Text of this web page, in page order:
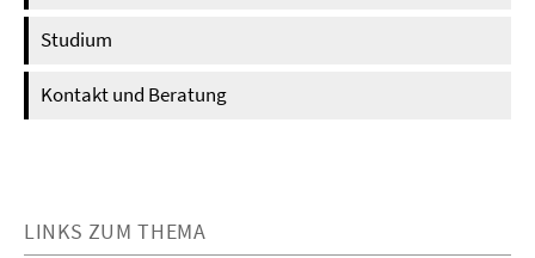
Studium
Kontakt und Beratung
LINKS ZUM THEMA